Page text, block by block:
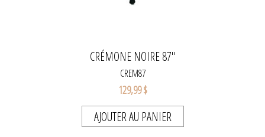
CRÉMONE NOIRE 87"
CREM87
129,99 $
AJOUTER AU PANIER